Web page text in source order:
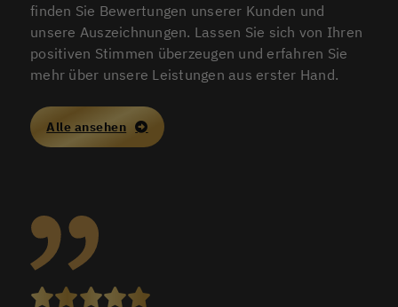
finden Sie Bewertungen unserer Kunden und
unsere Auszeichnungen. Lassen Sie sich von Ihren
positiven Stimmen überzeugen und erfahren Sie
mehr über unsere Leistungen aus erster Hand.
Alle ansehen